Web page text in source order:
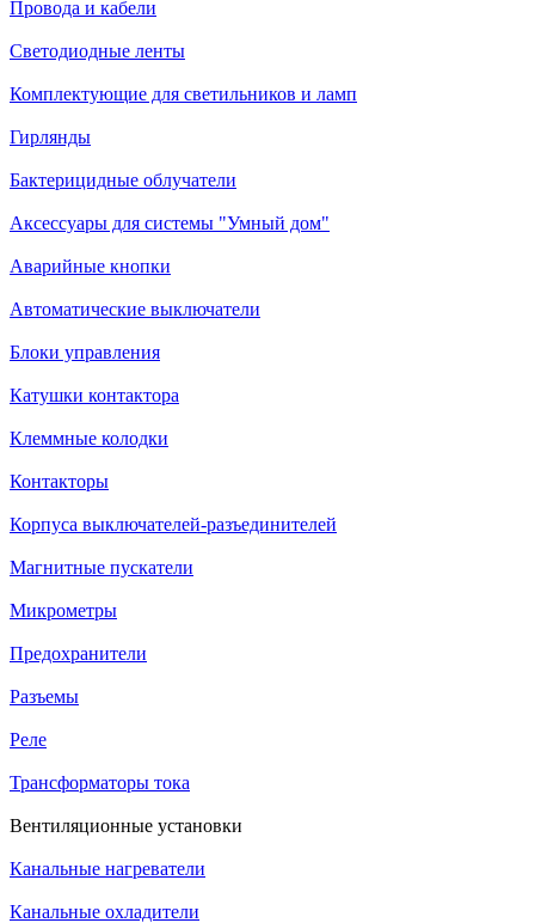
Провода и кабели
Светодиодные ленты
Комплектующие для светильников и ламп
Гирлянды
Бактерицидные облучатели
Аксессуары для системы "Умный дом"
Аварийные кнопки
Автоматические выключатели
Блоки управления
Катушки контактора
Клеммные колодки
Контакторы
Корпуса выключателей-разъединителей
Магнитные пускатели
Микрометры
Предохранители
Разъемы
Реле
Трансформаторы тока
Вентиляционные установки
Канальные нагреватели
Канальные охладители